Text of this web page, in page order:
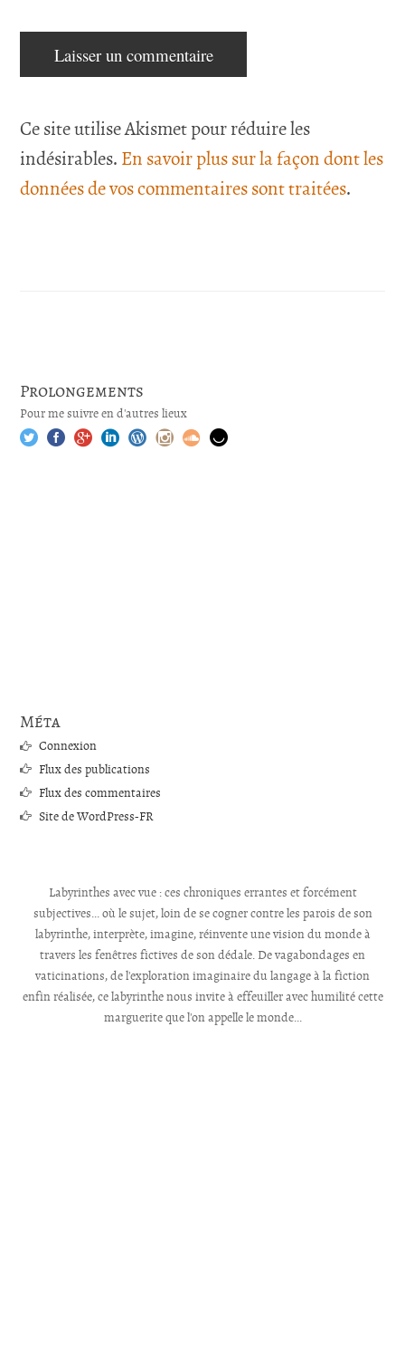
Ce site utilise Akismet pour réduire les
indésirables. En savoir plus sur la façon dont les
données de vos commentaires sont traitées.
Prolongements
Pour me suivre en d'autres lieux
Méta
Connexion
Flux des publications
Flux des commentaires
Site de WordPress-FR
Labyrinthes avec vue : ces chroniques errantes et forcément
subjectives... où le sujet, loin de se cogner contre les parois de son
labyrinthe, interprète, imagine, réinvente une vision du monde à
travers les fenêtres fictives de son dédale. De vagabondages en
vaticinations, de l'exploration imaginaire du langage à la fiction
enfin réalisée, ce labyrinthe nous invite à effeuiller avec humilité cette
marguerite que l'on appelle le monde...